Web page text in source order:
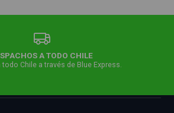
A TODO CHILE
Chile a través de Blue Express.